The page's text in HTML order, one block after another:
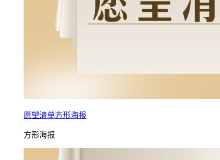
愿望清单方形海报
方形海报